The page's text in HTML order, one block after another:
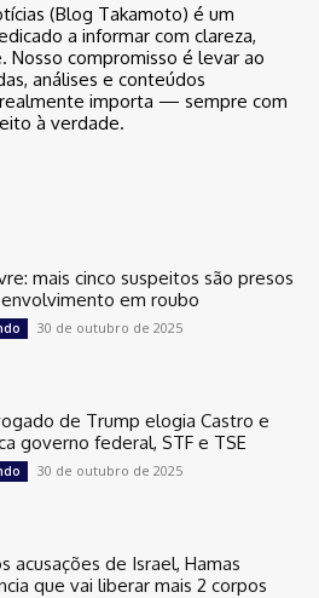
(Blog Takamoto) é um
a informar com clareza,
Nosso compromisso é levar ao
análises e conteúdos
importa — sempre com
à verdade.
mais cinco suspeitos são presos
em roubo
30 de outubro de 2025
de Trump elogia Castro e
governo federal, STF e TSE
30 de outubro de 2025
acusações de Israel, Hamas
que vai liberar mais 2 corpos